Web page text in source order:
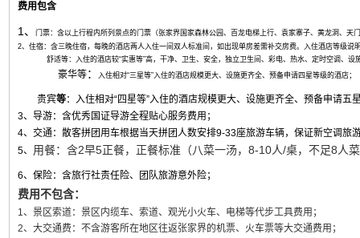
费用包含
1、
门票：含以上行程内所列景点的门票（张家界国家森林公园、百龙电梯上行、袁家寨子、黄龙洞、天
2、住宿：含三晚住宿，每晚的酒店两人入住一间双人标准间，如出现单房差需补交房费。入住酒店等级说
舒适等：入住的酒店较“实惠等”高，干净、卫生、安全，独立卫生间、彩电、热水、定时空调、设
豪华等： 入住相对“三星等”入住的酒店规模更大、设施更齐全、预备申请四星等级的酒店；
贵宾等：入住相对“四星等”入住的酒店规模更大、设施更齐全、预备申请五
3、导游：含优秀国证导游全程贴心服务费用；
4、交通：散客拼团用车根据当天拼团人数安排9-33座旅游车辆，保证新空调旅
5、 用餐：含2早5正餐，正餐标准（八菜一汤，8-10人/桌，不足8人
6、保险：含旅行社责任险、团队旅游意外险；
费用不包含：
1、景区索道：景区内缆车、索道、观光小火车、电梯等代步工具费用；
2、大交通费：不含游客所在地区往返张家界的机票、火车票等大交通费用；